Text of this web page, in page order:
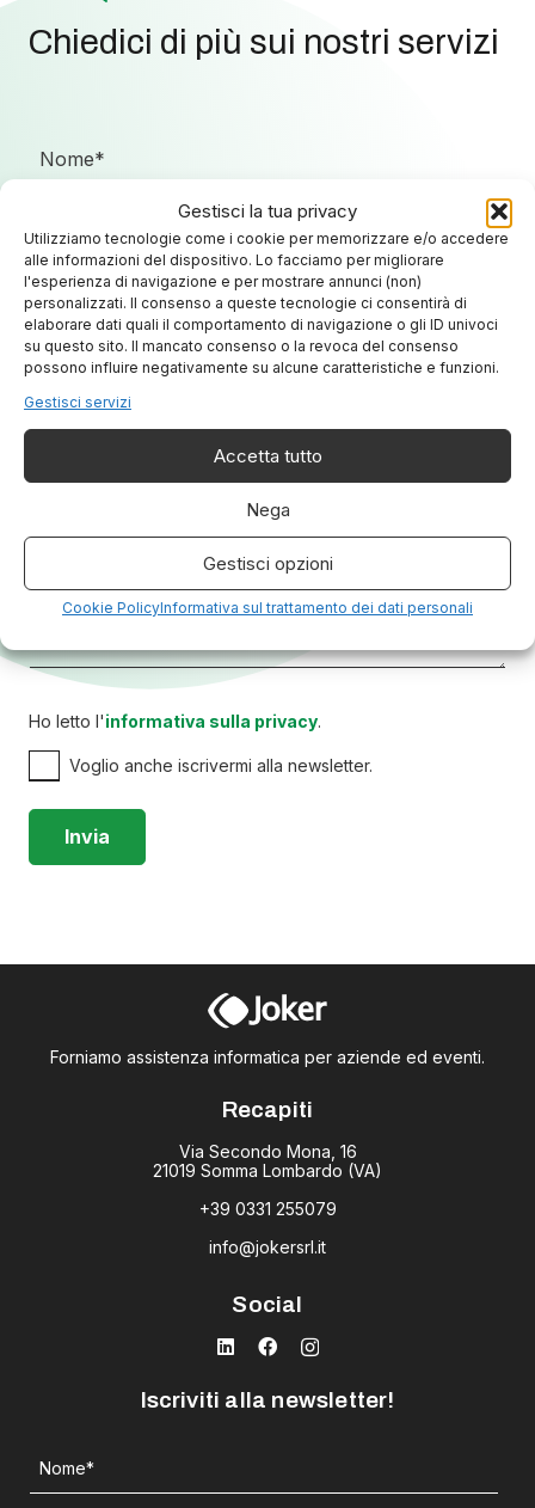
Gestisci la tua privacy
Utilizziamo tecnologie come i cookie per memorizzare e/o accedere
alle informazioni del dispositivo. Lo facciamo per migliorare
l'esperienza di navigazione e per mostrare annunci (non)
personalizzati. Il consenso a queste tecnologie ci consentirà di
elaborare dati quali il comportamento di navigazione o gli ID univoci
su questo sito. Il mancato consenso o la revoca del consenso
possono influire negativamente su alcune caratteristiche e funzioni.
Gestisci servizi
Accetta tutto
Nega
Gestisci opzioni
Cookie PolicyInformativa sul trattamento dei dati personali
Chiedici di più sui nostri servizi
Ho letto l'informativa sulla privacy.
Voglio anche iscrivermi alla newsletter.
Forniamo assistenza informatica per aziende ed eventi.
Recapiti
Via Secondo Mona, 16
21019 Somma Lombardo (VA)
+39 0331 255079
info@jokersrl.it
Social
Iscriviti alla newsletter!